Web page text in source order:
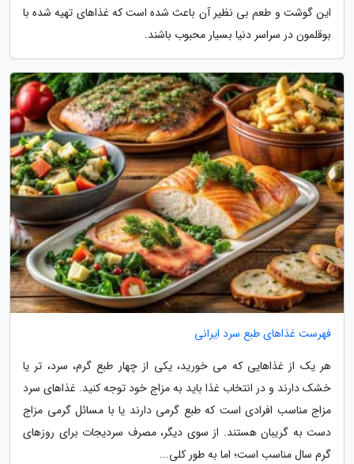
این گوشت و طعم بی نظیر آن باعث شده است که غذاهای تهیه شده با
بوقلمون در سراسر دنیا بسیار محبوب باشند.
فهرست غذاهای طبع سرد ایرانی
هر یک از غذاهایی که می خورید، یکی از چهار طبع گرم، سرد، تر یا
خشک دارند و در انتخاب غذا باید به مزاج خود توجه کنید. غذاهای سرد
مزاج مناسب افرادی است که طبع گرمی دارند یا با مسائل گرمی مزاج
دست به گریبان هستند. از سوی دیگر، مصرف سردیجات برای روزهای
گرم سال مناسب است؛ اما به طور کلی...